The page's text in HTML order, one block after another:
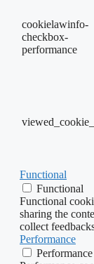
cookielawinfo-
checkbox-
performance
Functional
Functional
Functional
sharing the
collect
Performance
Performance